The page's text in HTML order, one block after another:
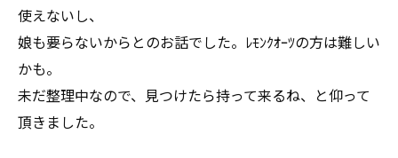
使えないし、
娘も要らないからとのお話でした。ﾚﾓﾝｸｵｰﾂの方は難しい
かも。
未だ整理中なので、見つけたら持って来るね、と仰って
頂きました。